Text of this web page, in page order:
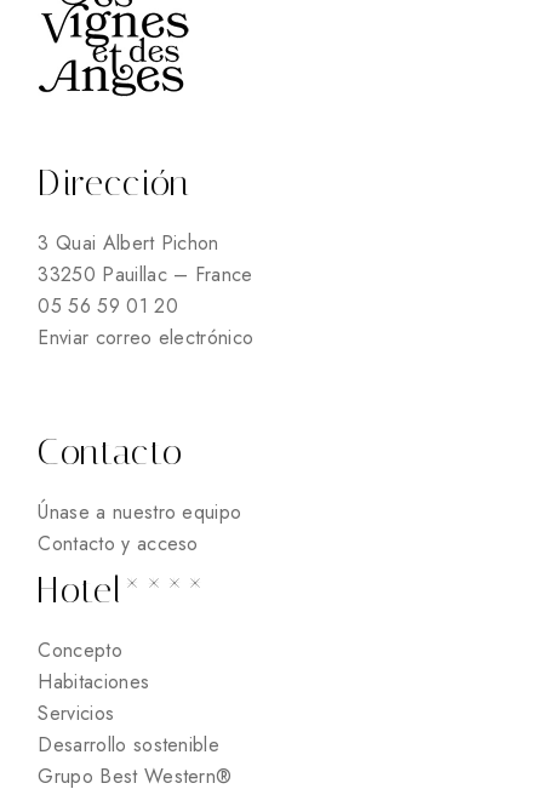
Dirección
3 Quai Albert Pichon
33250 Pauillac – France
05 56 59 01 20
Enviar correo electrónico
Contacto
Únase a nuestro equipo
Contacto y acceso
Hotel****
Concepto
Habitaciones
Servicios
Desarrollo sostenible
Grupo Best Western®